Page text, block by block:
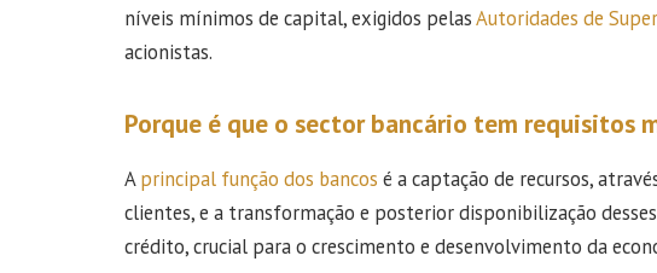
níveis mínimos de capital, exigidos pelasAutoridades de
acionistas.
Porque é que o sector bancário tem requisitos
Aprincipal função dos bancos é a captação de recursos,
clientes, e a transformação e posterior disponibilização
crédito, crucial para o crescimento e desenvolvimento da